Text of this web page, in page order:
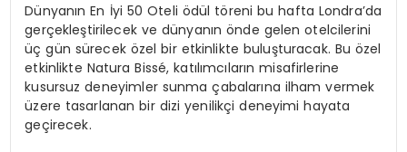
Dünyanın En İyi 50 Oteli ödül töreni bu hafta Londra’da
gerçekleştirilecek ve dünyanın önde gelen otelcilerini
üç gün sürecek özel bir etkinlikte buluşturacak. Bu özel
etkinlikte Natura Bissé, katılımcıların misafirlerine
kusursuz deneyimler sunma çabalarına ilham vermek
üzere tasarlanan bir dizi yenilikçi deneyimi hayata
geçirecek.